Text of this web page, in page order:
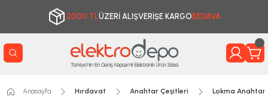
2000 TLÜZERİ ALIŞVERİŞE KARGO BEDAVA
Anasayfa Hırdavat Anahtar Çeşitleri Lokma